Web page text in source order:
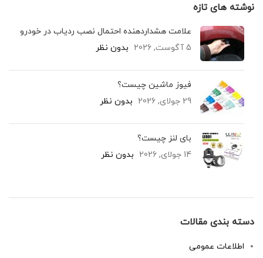
نوشته های تازه
علامت هشداردهنده احتمال نصب ردیاب در خودرو
5 آگوست, 2026
بدون نظر
فیوز ماشین چیست؟
29 جولای, 2026
بدون نظر
بای لنز چیست؟
14 جولای, 2026
بدون نظر
دسته بندی مقالات
اطلاعات عمومی